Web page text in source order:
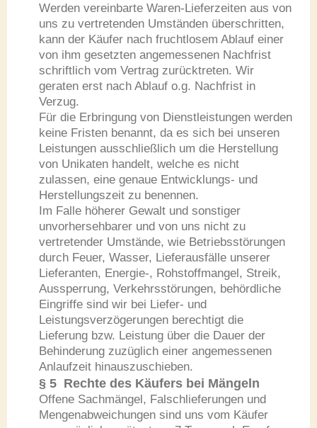
Werden vereinbarte Waren-Lieferzeiten aus von
uns zu vertretenden Umständen überschritten,
kann der Käufer nach fruchtlosem Ablauf einer
von ihm gesetzten angemessenen Nachfrist
schriftlich vom Vertrag zurücktreten. Wir
geraten erst nach Ablauf o.g. Nachfrist in
Verzug.
Für die Erbringung von Dienstleistungen werden
keine Fristen benannt, da es sich bei unseren
Leistungen ausschließlich um die Herstellung
von Unikaten handelt, welche es nicht
zulassen, eine genaue Entwicklungs- und
Herstellungszeit zu benennen.
Im Falle höherer Gewalt und sonstiger
unvorhersehbarer und von uns nicht zu
vertretender Umstände, wie Betriebsstörungen
durch Feuer, Wasser, Lieferausfälle unserer
Lieferanten, Energie-, Rohstoffmangel, Streik,
Aussperrung, Verkehrsstörungen, behördliche
Eingriffe sind wir bei Liefer- und
Leistungsverzögerungen berechtigt die
Lieferung bzw. Leistung über die Dauer der
Behinderung zuzüglich einer angemessenen
Anlaufzeit hinauszuschieben.
§ 5 Rechte des Käufers bei Mängeln
Offene Sachmängel, Falschlieferungen und
Mengenabweichungen sind uns vom Käufer